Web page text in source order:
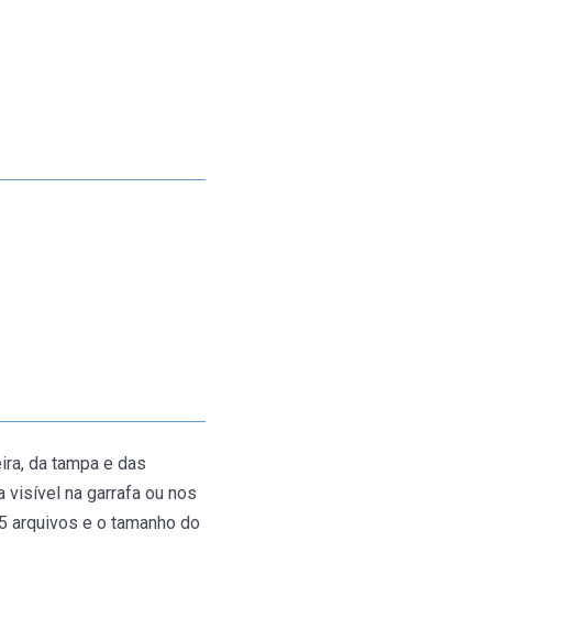
da tampa e das
visível na garrafa ou nos
arquivos e o tamanho do